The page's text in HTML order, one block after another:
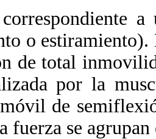
o estiramiento).
de total
por la
de
fuerza se agrupan